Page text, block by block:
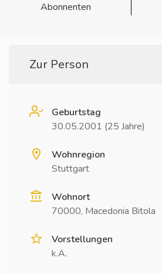
Abonnenten
Zur Person
Geburtstag
30.05.2001 (25 Jahre)
Wohnregion
Stuttgart
Wohnort
70000, Macedonia Bitola
Vorstellungen
k.A.